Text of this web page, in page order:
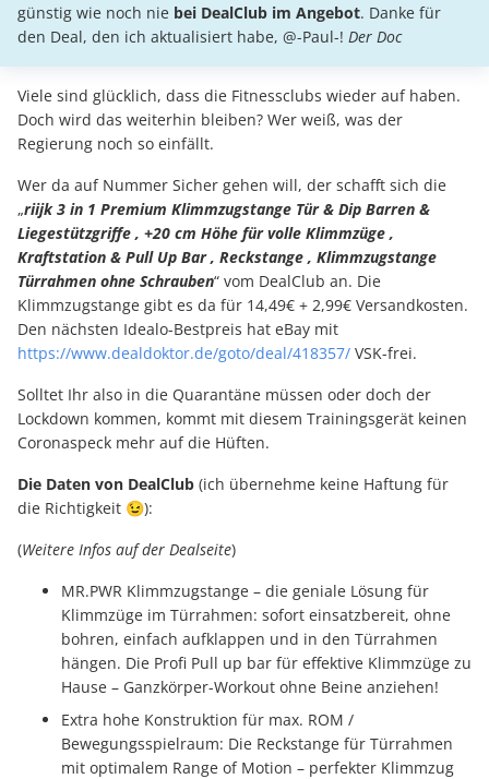
günstig wie noch nie bei DealClub im Angebot. Danke für
den Deal, den ich aktualisiert habe, @-Paul-! Der Doc
Viele sind glücklich, dass die Fitnessclubs wieder auf haben.
Doch wird das weiterhin bleiben? Wer weiß, was der
Regierung noch so einfällt.
Wer da auf Nummer Sicher gehen will, der schafft sich die
„riijk 3 in 1 Premium Klimmzugstange Tür & Dip Barren &
Liegestützgriffe , +20 cm Höhe für volle Klimmzüge ,
Kraftstation & Pull Up Bar , Reckstange , Klimmzugstange
Türrahmen ohne Schrauben“ vom DealClub an. Die
Klimmzugstange gibt es da für 14,49€ + 2,99€ Versandkosten.
Den nächsten Idealo-Bestpreis hat eBay mit
https://www.dealdoktor.de/goto/deal/418357/ VSK-frei.
Solltet Ihr also in die Quarantäne müssen oder doch der
Lockdown kommen, kommt mit diesem Trainingsgerät keinen
Coronaspeck mehr auf die Hüften.
Die Daten von DealClub (ich übernehme keine Haftung für
die Richtigkeit 😉):
(Weitere Infos auf der Dealseite)
MR.PWR Klimmzugstange – die geniale Lösung für
Klimmzüge im Türrahmen: sofort einsatzbereit, ohne
bohren, einfach aufklappen und in den Türrahmen
hängen. Die Profi Pull up bar für effektive Klimmzüge zu
Hause – Ganzkörper-Workout ohne Beine anziehen!
Extra hohe Konstruktion für max. ROM /
Bewegungsspielraum: Die Reckstange für Türrahmen
mit optimalem Range of Motion – perfekter Klimmzug